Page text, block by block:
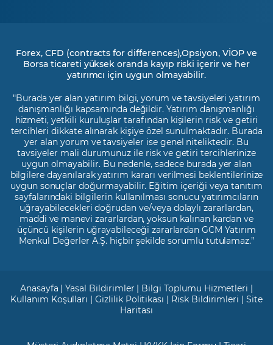
Forex, CFD (contracts for differences),Opsiyon, VİOP ve
Borsa ticareti yüksek oranda kayıp riski içerir ve her
yatırımcı için uygun olmayabilir.
"Burada yer alan yatırım bilgi, yorum ve tavsiyeleri yatırım
danışmanlığı kapsamında değildir. Yatırım danışmanlığı
hizmeti, yetkili kuruluşlar tarafından kişilerin risk ve getiri
tercihleri dikkate alınarak kişiye özel sunulmaktadır. Burada
yer alan yorum ve tavsiyeler ise genel niteliktedir. Bu
tavsiyeler mali durumunuz ile risk ve getiri tercihlerinize
uygun olmayabilir. Bu nedenle, sadece burada yer alan
bilgilere dayanılarak yatırım kararı verilmesi beklentilerinize
uygun sonuçlar doğurmayabilir. Eğitim içeriği veya tanıtım
sayfalarındaki bilgilerin kullanılması sonucu yatırımcıların
uğrayabilecekleri doğrudan ve/veya dolaylı zararlardan,
maddi ve manevi zararlardan, yoksun kalınan kardan ve
üçüncü kişilerin uğrayabileceği zararlardan GCM Yatırım
Menkul Değerler A.Ş. hiçbir şekilde sorumlu tutulamaz.”
Anasayfa |Yasal Bildirimler | Bilgi Toplumu Hizmetleri |
Kullanım Koşulları |Gizlilik Politikası | Risk Bildirimleri |Site
Haritası